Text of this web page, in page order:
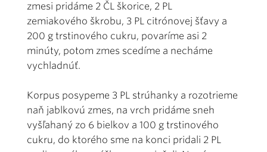
zmesi pridáme 2 ČL škorice, 2 PL
zemiakového škrobu, 3 PL citrónovej šťavy a
200 g trstinového cukru, povaríme asi 2
minúty, potom zmes scedíme a necháme
vychladnúť.
Korpus posypeme 3 PL strúhanky a rozotrieme
naň jablkovú zmes, na vrch pridáme sneh
vyšľahaný zo 6 bielkov a 100 g trstinového
cukru, do ktorého sme na konci pridali 2 PL